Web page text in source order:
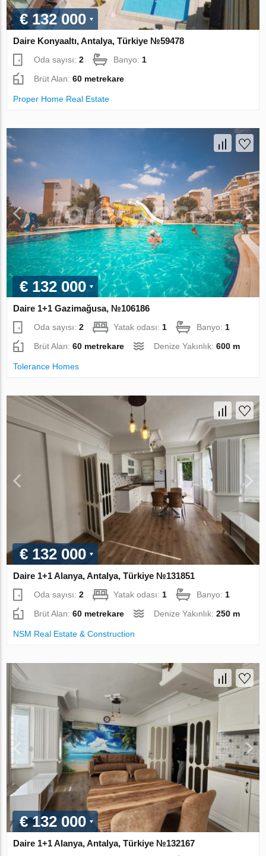
€ 132 000
Daire Konyaaltı, Antalya, Türkiye №59478
Oda sayısı:2 Banyo:1
Brüt Alan:60 metrekare
Proper Home Real Estate
€ 132 000
Daire 1+1 Gazimağusa, №106186
Oda sayısı:2 Yatak odası: 1 Banyo: 1
Brüt Alan:60 metrekare Denize Yakınlık:600 m
Tolerance Homes
€ 132 000
Daire 1+1 Alanya, Antalya, Türkiye №131851
Oda sayısı:2 Yatak odası: 1 Banyo: 1
Brüt Alan:60 metrekare Denize Yakınlık:250 m
NSM Real Estate & Construction
€ 132 000
Daire 1+1 Alanya, Antalya, Türkiye №132167